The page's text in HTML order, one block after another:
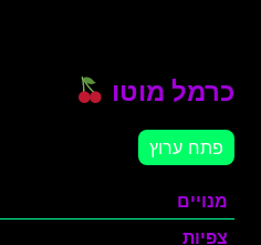
כרמל מוטו
פתח ערוץ
מנויים
צפיות